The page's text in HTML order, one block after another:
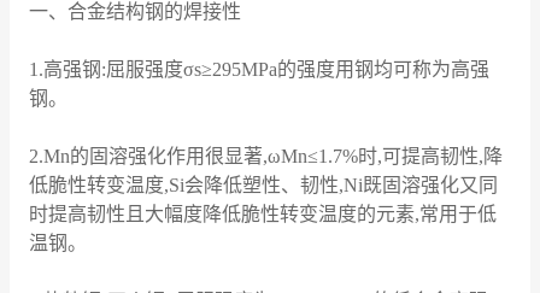
一、合金结构钢的焊接性
1.高强钢:屈服强度σs≥295MPa的强度用钢均可称为高强
钢。
2.Mn的固溶强化作用很显著,ωMn≤1.7%时,可提高韧性,降
低脆性转变温度,Si会降低塑性、韧性,Ni既固溶强化又同
时提高韧性且大幅度降低脆性转变温度的元素,常用于低
温钢。